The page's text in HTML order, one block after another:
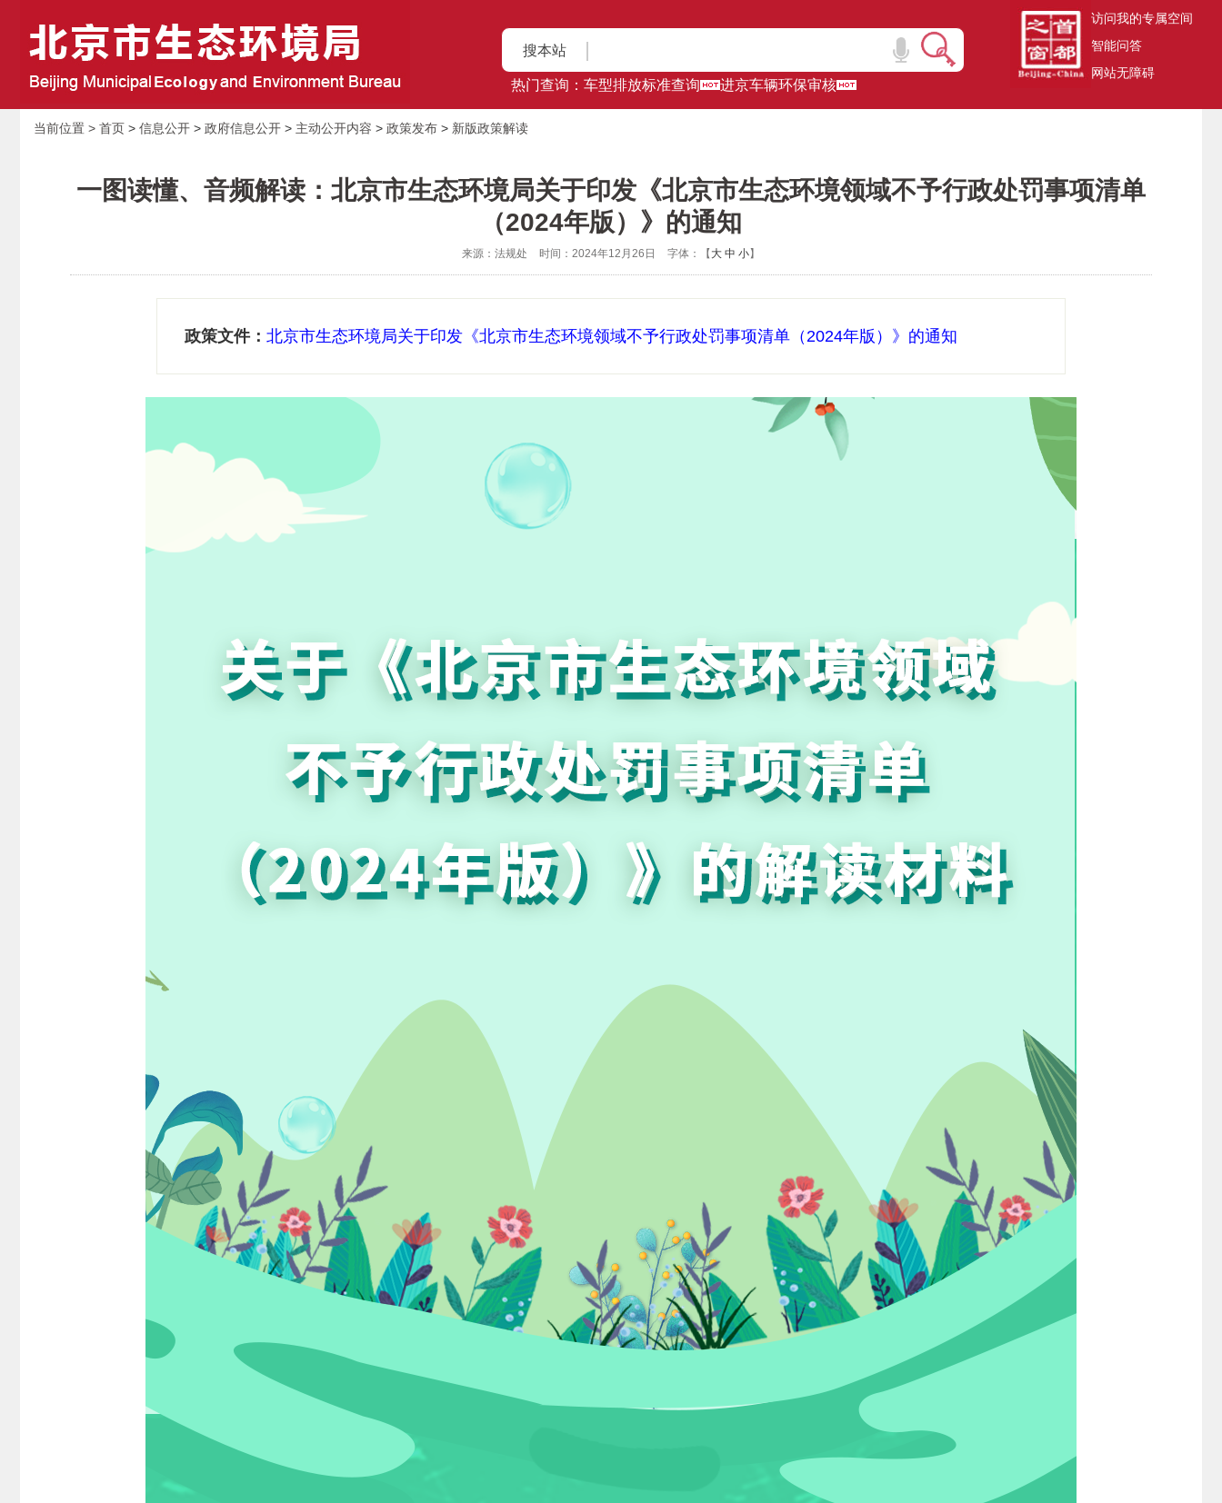
搜本站
热门查询： 车型排放标准查询 进京车辆环保审核
访问我的专属空间
智能问答
网站无障碍
当前位置 > 首页 > 信息公开 > 政府信息公开 > 主动公开内容 > 政策发布 > 新版政策解读
一图读懂、音频解读：北京市生态环境局关于印发《北京市生态环境领域不予行政处罚事项清单
（2024年版）》的通知
来源：法规处 时间：2024年12月26日 字体：【 大 中 小】
政策文件： 北京市生态环境局关于印发《北京市生态环境领域不予行政处罚事项清单（2024年版）》的通知